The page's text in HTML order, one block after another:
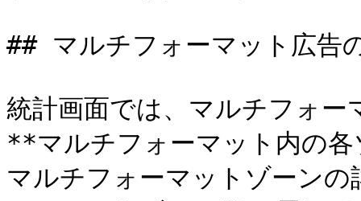
## マルチフォーマット広告
統計画面では、マルチフォー
**マルチフォーマット内の
マルチフォーマットゾーン